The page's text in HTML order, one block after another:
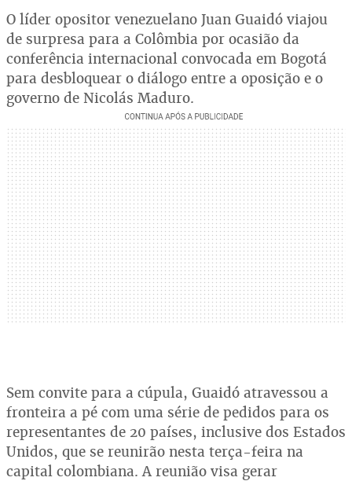
O líder opositor venezuelano Juan Guaidó viajou
de surpresa para a Colômbia por ocasião da
conferência internacional convocada em Bogotá
para desbloquear o diálogo entre a oposição e o
governo de Nicolás Maduro.
Sem convite para a cúpula, Guaidó atravessou a
fronteira a pé com uma série de pedidos para os
representantes de 20 países, inclusive dos Estados
Unidos, que se reunirão nesta terça-feira na
capital colombiana. A reunião visa gerar